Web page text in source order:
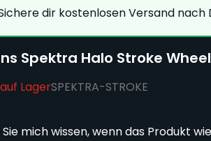
dir kostenlosen Versand
Spektra Halo Stroke Wheel
LagerSPEKTRA-STROKE
Sie mich wissen, wenn das Produkt